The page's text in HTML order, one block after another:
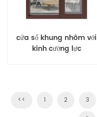
cửa sổ khung nhôm với
kính cường lực
<< 1 2 3